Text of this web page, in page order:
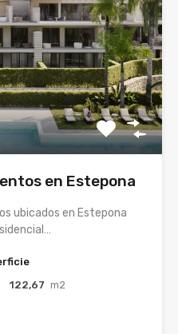
en Estepona
ubicados en Estepona
122,67 m2